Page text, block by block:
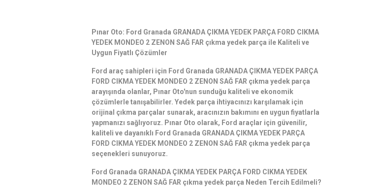
Pınar Oto: Ford Granada GRANADA ÇIKMA YEDEK PARÇA FORD CIKMA
YEDEK MONDEO 2 ZENON SAĞ FAR çıkma yedek parça ile Kaliteli ve
Uygun Fiyatlı Çözümler
Ford araç sahipleri için Ford Granada GRANADA ÇIKMA YEDEK PARÇA
FORD CIKMA YEDEK MONDEO 2 ZENON SAĞ FAR çıkma yedek parça
arayışında olanlar, Pınar Oto'nun sunduğu kaliteli ve ekonomik
çözümlerle tanışabilirler. Yedek parça ihtiyacınızı karşılamak için
orijinal çıkma parçalar sunarak, aracınızın bakımını en uygun fiyatlarla
yapmanızı sağlıyoruz. Pınar Oto olarak, Ford araçlar için güvenilir,
kaliteli ve dayanıklı Ford Granada GRANADA ÇIKMA YEDEK PARÇA
FORD CIKMA YEDEK MONDEO 2 ZENON SAĞ FAR çıkma yedek parça
seçenekleri sunuyoruz.
Ford Granada GRANADA ÇIKMA YEDEK PARÇA FORD CIKMA YEDEK
MONDEO 2 ZENON SAĞ FAR çıkma yedek parça Neden Tercih Edilmeli?